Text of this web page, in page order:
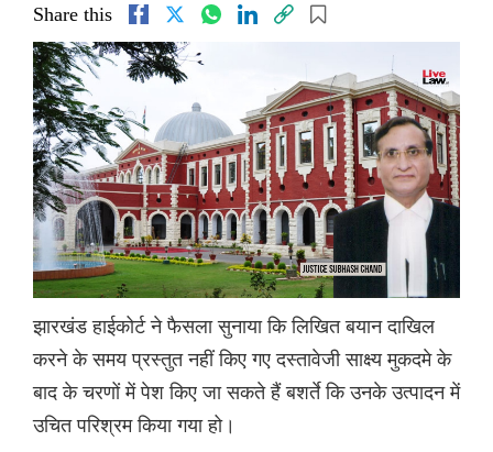
Share this
झारखंड हाईकोर्ट ने फैसला सुनाया कि लिखित बयान दाखिल
करने के समय प्रस्तुत नहीं किए गए दस्तावेजी साक्ष्य मुकदमे के
बाद के चरणों में पेश किए जा सकते हैं बशर्ते कि उनके उत्पादन में
उचित परिश्रम किया गया हो।